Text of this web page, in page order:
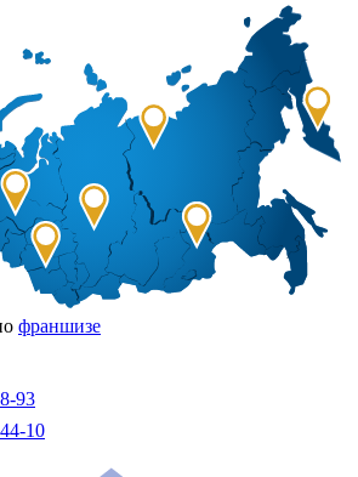
франшизе
93
10